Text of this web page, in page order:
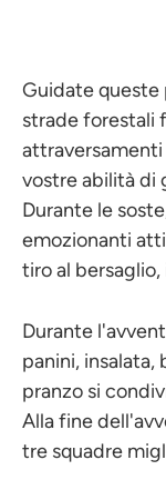
Guidate
strade forestali
vostre abilità di
Durante le
emozionanti
tiro al
Durante
panini, insalata,
pranzo si
Alla fine
tre squadre